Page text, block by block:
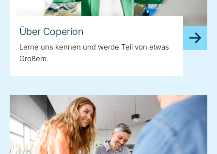
Über Coperion
Lerne uns kennen und werde Teil von etwas
Großem.